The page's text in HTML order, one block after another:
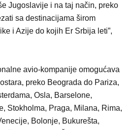
Jugoslavije i na taj način, preko
sa destinacijama širom
i Azije do kojih Er Srbija leti”,
avio-kompanije omogućava
preko Beograda do Pariza,
Osla, Barselone,
Stokholma, Praga, Milana, Rima,
Bolonje, Bukurešta,